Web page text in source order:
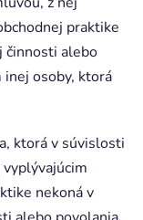
praktike
činnosti alebo
osoby, ktorá
ktorá v súvislosti
nekoná v